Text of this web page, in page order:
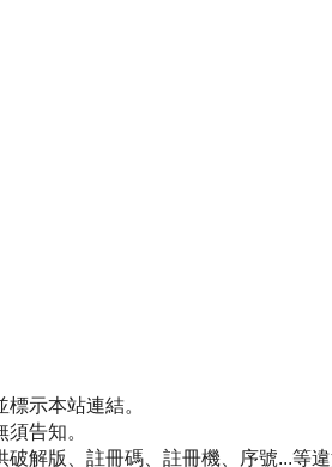
示本站連結。
告知。
解版、註冊碼、註冊機、序號...等違